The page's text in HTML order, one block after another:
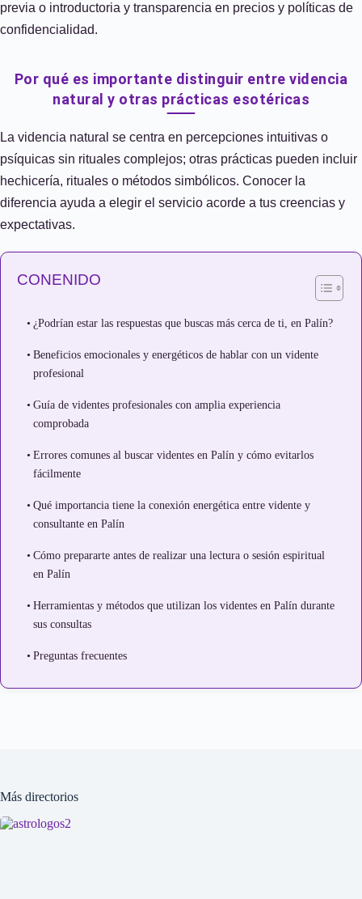
previa o introductoria y transparencia en precios y políticas de
confidencialidad.
Por qué es importante distinguir entre videncia
natural y otras prácticas esotéricas
La videncia natural se centra en percepciones intuitivas o
psíquicas sin rituales complejos; otras prácticas pueden incluir
hechicería, rituales o métodos simbólicos. Conocer la
diferencia ayuda a elegir el servicio acorde a tus creencias y
expectativas.
CONENIDO
¿Podrían estar las respuestas que buscas más cerca de ti, en Palín?
Beneficios emocionales y energéticos de hablar con un vidente
profesional
Guía de videntes profesionales con amplia experiencia
comprobada
Errores comunes al buscar videntes en Palín y cómo evitarlos
fácilmente
Qué importancia tiene la conexión energética entre vidente y
consultante en Palín
Cómo prepararte antes de realizar una lectura o sesión espiritual
en Palín
Herramientas y métodos que utilizan los videntes en Palín durante
sus consultas
Preguntas frecuentes
Más directorios